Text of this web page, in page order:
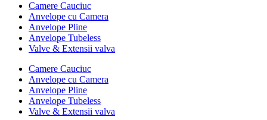
Camere Cauciuc
Anvelope cu Camera
Anvelope Pline
Anvelope Tubeless
Valve & Extensii valva
Camere Cauciuc
Anvelope cu Camera
Anvelope Pline
Anvelope Tubeless
Valve & Extensii valva